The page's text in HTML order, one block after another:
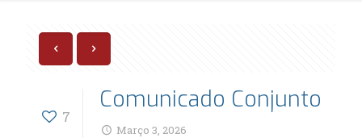
7
Comunicado Conjunto
Março 3, 2026